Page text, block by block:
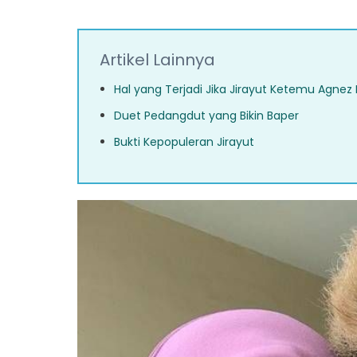
Artikel Lainnya
Hal yang Terjadi Jika Jirayut Ketemu Agnez
Duet Pedangdut yang Bikin Baper
Bukti Kepopuleran Jirayut